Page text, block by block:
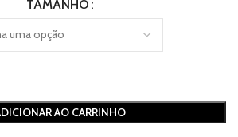
TAMANHO
AO CARRINHO